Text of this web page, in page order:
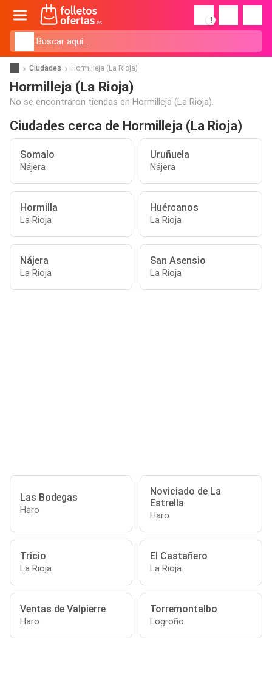
!
Ciudades Hormilleja (La Rioja)
Hormilleja (La Rioja)
No se encontraron tiendas en Hormilleja (La Rioja).
Ciudades cerca de Hormilleja (La Rioja)
Somalo
Nájera
Uruñuela
Nájera
Hormilla
La Rioja
Huércanos
La Rioja
Nájera
La Rioja
San Asensio
La Rioja
Las Bodegas
Haro
Noviciado de La
Estrella
Haro
Tricio
La Rioja
El Castañero
La Rioja
Ventas de Valpierre
Haro
Torremontalbo
Logroño